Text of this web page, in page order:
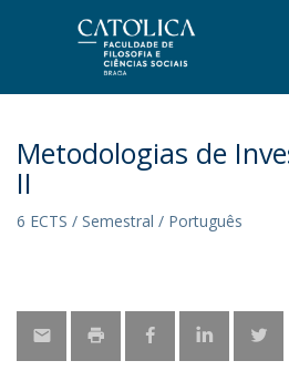
Metodologias de
II
6 ECTS / Semestral / Português